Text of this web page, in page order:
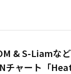
& S-Liamな
ャート「